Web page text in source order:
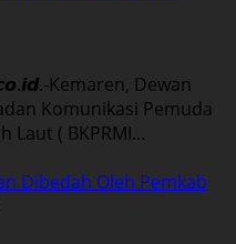
Kemaren, Dewan
Komunikasi Pemuda
Laut ( BKPRMI...
Dibedah Oleh Pemkab